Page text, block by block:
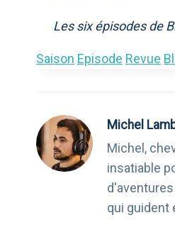
Les six épisodes de
Saison Episode Revue
Michel
Michel,
insatiable
qui guident